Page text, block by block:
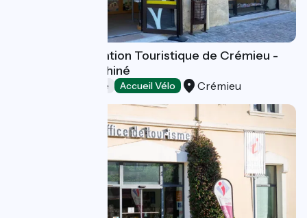
Bureau d'Information Touristique de Crémieu -
Balcons du Dauphiné
Offices de Tourisme Accueil Vélo Crémieu